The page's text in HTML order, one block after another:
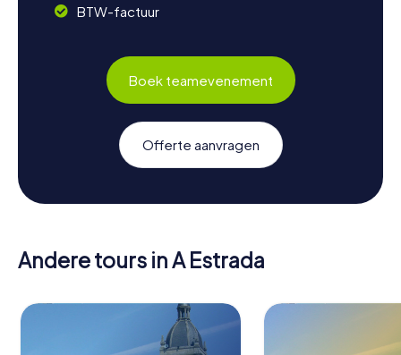
BTW-factuur
Boek teamevenement
Offerte aanvragen
Andere tours in A Estrada